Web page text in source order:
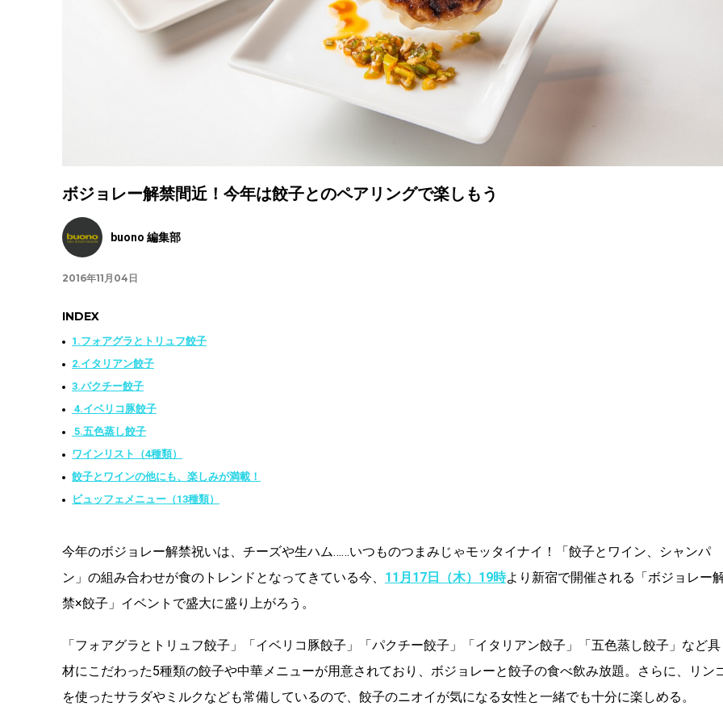
ボジョレー解禁間近！今年は餃子とのペアリングで楽しもう
buono 編集部
2016年11月04日
INDEX
1.フォアグラとトリュフ餃子
2.イタリアン餃子
3.パクチー餃子
4.イベリコ豚餃子
5.五色蒸し餃子
ワインリスト（4種類）
餃子とワインの他にも、楽しみが満載！
ビュッフェメニュー（13種類）
今年のボジョレー解禁祝いは、チーズや生ハム……いつものつまみじゃモッタイナイ！「餃子とワイン、シャンパ
ン」の組み合わせが食のトレンドとなってきている今、 11月17日（木）19時より新宿で開催される「ボジョレー
禁×餃子」イベントで盛大に盛り上がろう。
「フォアグラとトリュフ餃子」「イベリコ豚餃子」「パクチー餃子」「イタリアン餃子」「五色蒸し餃子」など具
材にこだわった5種類の餃子や中華メニューが用意されており、ボジョレーと餃子の食べ飲み放題。さらに、リン
を使ったサラダやミルクなども常備しているので、餃子のニオイが気になる女性と一緒でも十分に楽しめる。